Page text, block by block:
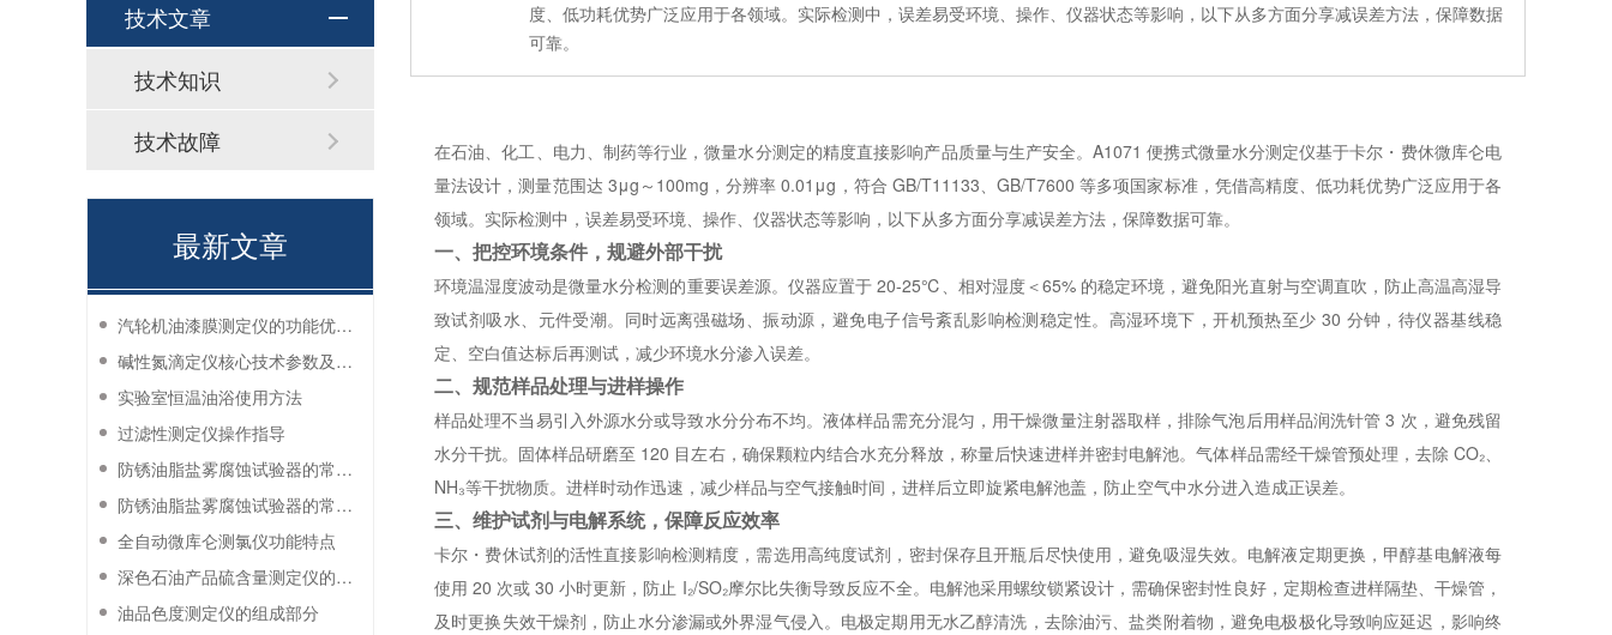
度、低功耗优势广泛应用于各领域。实际检测中，误差易受环境、操作、仪器状态等影响，以下从多方面分享减误差方法，保障数据
可靠。
在石油、化工、电力、制药等行业，微量水分测定的精度直接影响产品质量与生产安全。A1071 便携式微量水分测定仪基于卡尔・费休微库仑电
量法设计，测量范围达 3μg～100mg，分辨率 0.01μg，符合 GB/T11133、GB/T7600 等多项国家标准，凭借高精度、低功耗优势广泛应用于各
领域。实际检测中，误差易受环境、操作、仪器状态等影响，以下从多方面分享减误差方法，保障数据可靠。
一、把控环境条件，规避外部干扰
环境温湿度波动是微量水分检测的重要误差源。仪器应置于 20-25℃、相对湿度＜65% 的稳定环境，避免阳光直射与空调直吹，防止高温高湿导
致试剂吸水、元件受潮。同时远离强磁场、振动源，避免电子信号紊乱影响检测稳定性。高湿环境下，开机预热至少 30 分钟，待仪器基线稳
定、空白值达标后再测试，减少环境水分渗入误差。
二、规范样品处理与进样操作
样品处理不当易引入外源水分或导致水分分布不均。液体样品需充分混匀，用干燥微量注射器取样，排除气泡后用样品润洗针管 3 次，避免残留
水分干扰。固体样品研磨至 120 目左右，确保颗粒内结合水充分释放，称量后快速进样并密封电解池。气体样品需经干燥管预处理，去除 CO₂、
NH₃等干扰物质。进样时动作迅速，减少样品与空气接触时间，进样后立即旋紧电解池盖，防止空气中水分进入造成正误差。
三、维护试剂与电解系统，保障反应效率
卡尔・费休试剂的活性直接影响检测精度，需选用高纯度试剂，密封保存且开瓶后尽快使用，避免吸湿失效。电解液定期更换，甲醇基电解液每
使用 20 次或 30 小时更新，防止 I₂/SO₂摩尔比失衡导致反应不全。电解池采用螺纹锁紧设计，需确保密封性良好，定期检查进样隔垫、干燥管，
及时更换失效干燥剂，防止水分渗漏或外界湿气侵入。电极定期用无水乙醇清洗，去除油污、盐类附着物，避免电极极化导致响应延迟，影响终
技术文章
技术知识
技术故障
最新文章
汽轮机油漆膜测定仪的功能优势有哪些？
碱性氮滴定仪核心技术参数及应用说明
实验室恒温油浴使用方法
过滤性测定仪操作指导
防锈油脂盐雾腐蚀试验器的常见故障与解决方法
防锈油脂盐雾腐蚀试验器的常见故障与解决方法
全自动微库仑测氯仪功能特点
深色石油产品硫含量测定仪的工作环境要求
油品色度测定仪的组成部分